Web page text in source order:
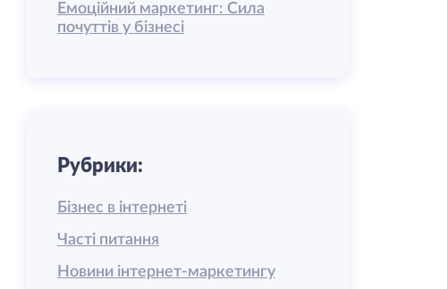
Емоційний маркетинг: Сила
почуттів у бізнесі
Рубрики:
Бізнес в інтернеті
Часті питання
Новини інтернет-маркетингу